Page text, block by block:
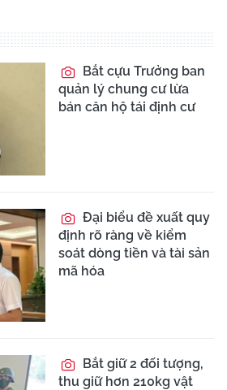
Bắt cựu Trưởng ban
quản lý chung cư lừa
bán căn hộ tái định cư
Đại biểu đề xuất quy
định rõ ràng về kiểm
soát dòng tiền và tài sản
mã hóa
Bắt giữ 2 đối tượng,
thu giữ hơn 210kg vật